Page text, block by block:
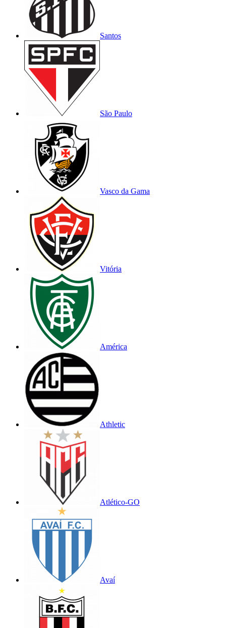
Santos
São Paulo
Vasco da Gama
Vitória
América
Athletic
Atlético-GO
Avaí